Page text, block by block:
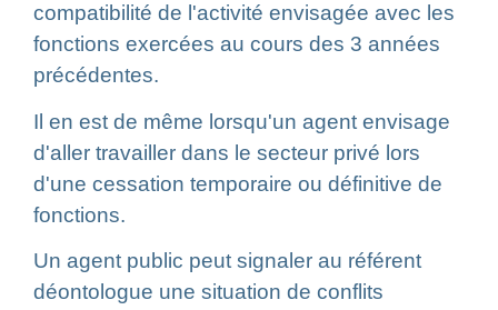
compatibilité de l'activité envisagée avec les
fonctions exercées au cours des 3 années
précédentes.
Il en est de même lorsqu'un agent envisage
d'aller travailler dans le secteur privé lors
d'une cessation temporaire ou définitive de
fonctions.
Un agent public peut signaler au référent
déontologue une situation de conflits